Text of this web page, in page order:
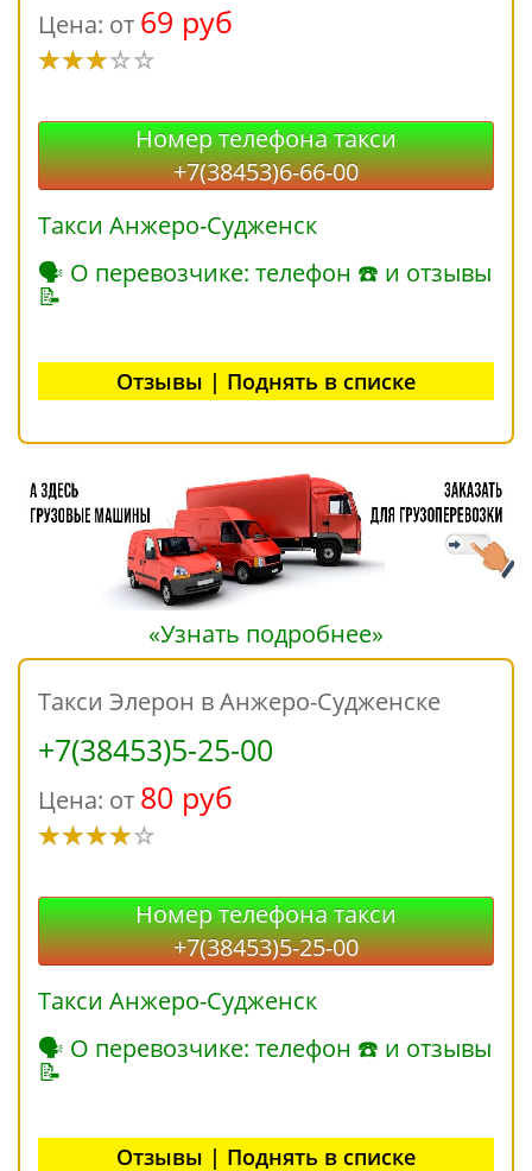
Цена: от 69 руб
Номер телефона такси
+7(38453)6-66-00
Такси Анжеро-Судженск
🗣 О перевозчике: телефон ☎ и отзывы
📝
Отзывы | Поднять в списке
«Узнать подробнее»
Такси Элерон в Анжеро-Судженске
+7(38453)5-25-00
Цена: от 80 руб
Номер телефона такси
+7(38453)5-25-00
Такси Анжеро-Судженск
🗣 О перевозчике: телефон ☎ и отзывы
📝
Отзывы | Поднять в списке